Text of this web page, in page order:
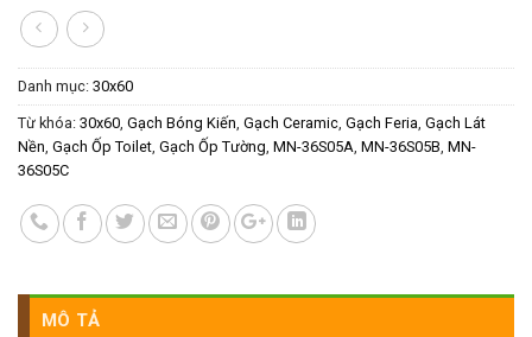
Danh mục: 30x60
Từ khóa: 30x60, Gạch Bóng Kiến, Gạch Ceramic, Gạch Feria, Gạch Lát
Nền, Gạch Ốp Toilet, Gạch Ốp Tường, MN-36S05A, MN-36S05B, MN-
36S05C
MÔ TẢ